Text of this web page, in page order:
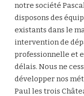
notre société
disposons des
existants dans le
intervention de
professionnelle et
délais. Nous ne
développer nos
Paul les trois